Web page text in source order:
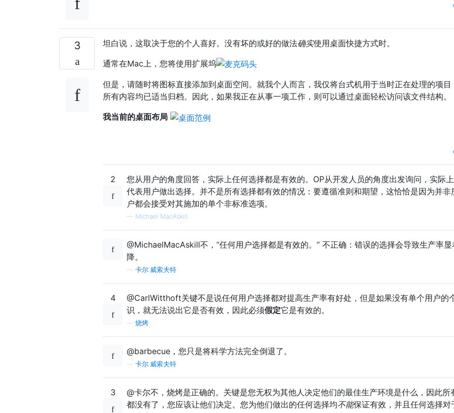
3 坦白说，这取决于您的个人喜好。没有坏的或好的做法确实使用桌面快捷方式时。
通常在Mac上，您将使用扩展坞
但是，请随时将图标直接添加到桌面空间。就我个人而言，我仅将台式机用于当时正在处理的项目
所有内容均已适当归档。因此，如果我正在从事一项工作，则可以通过桌面轻松访问该文件结构。
我当前的桌面布局
2
您从用户的角度回答，实际上任何选择都是有效的。OP从开发人员的角度出发询问，实际
代表用户做出选择。并不是所有选择都有效的情况：要遵循准则和期望，这恰恰是因为并非
户都会接受对其施加的单个非标准选项。
— Michael MacAskill
@MichaelMacAskill不，“任何用户选择都是有效的。” 不正确：错误的选择会导致生产率显
降。
卡尔·威索夫特
4
@CarlWitthoft关键不是说任何用户选择都对提高生产率有好处，但是如果没有单个用户的
识，就无法说出它是否有效，因此必须假定它是有效的。
烧烤
@barbecue，您只是将科学方法完全倒退了。
卡尔·威索夫特
3
@卡尔不，烧烤是正确的。关键是您无权为其他人决定他们的最佳生产环境是什么，因此所
都没有了，您应该让他们决定。您为他们做出的任何选择均不能保证有效，并且任何选择对